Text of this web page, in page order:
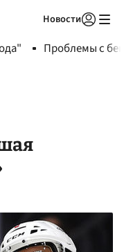
Новости
Проблемы с